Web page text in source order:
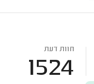
חוות דעת
1524